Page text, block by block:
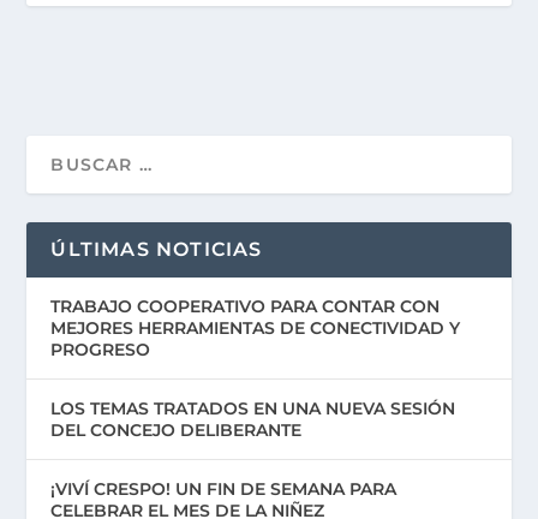
ÚLTIMAS NOTICIAS
TRABAJO COOPERATIVO PARA CONTAR CON
MEJORES HERRAMIENTAS DE CONECTIVIDAD Y
PROGRESO
LOS TEMAS TRATADOS EN UNA NUEVA SESIÓN
DEL CONCEJO DELIBERANTE
¡VIVÍ CRESPO! UN FIN DE SEMANA PARA
CELEBRAR EL MES DE LA NIÑEZ